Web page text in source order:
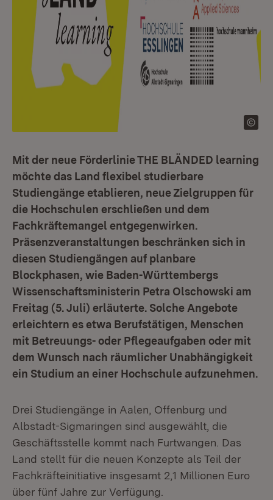
Mit der neue Förderlinie THE BLÄNDED learning
möchte das Land flexibel studierbare
Studiengänge etablieren, neue Zielgruppen für
die Hochschulen erschließen und dem
Fachkräftemangel entgegenwirken.
Präsenzveranstaltungen beschränken sich in
diesen Studiengängen auf planbare
Blockphasen, wie Baden-Württembergs
Wissenschaftsministerin Petra Olschowski am
Freitag (5. Juli) erläuterte. Solche Angebote
erleichtern es etwa Berufstätigen, Menschen
mit Betreuungs- oder Pflegeaufgaben oder mit
dem Wunsch nach räumlicher Unabhängigkeit
ein Studium an einer Hochschule aufzunehmen.
Drei Studiengänge in Aalen, Offenburg und
Albstadt-Sigmaringen sind ausgewählt, die
Geschäftsstelle kommt nach Furtwangen. Das
Land stellt für die neuen Konzepte als Teil der
Fachkräfteinitiative insgesamt 2,1 Millionen Euro
über fünf Jahre zur Verfügung.